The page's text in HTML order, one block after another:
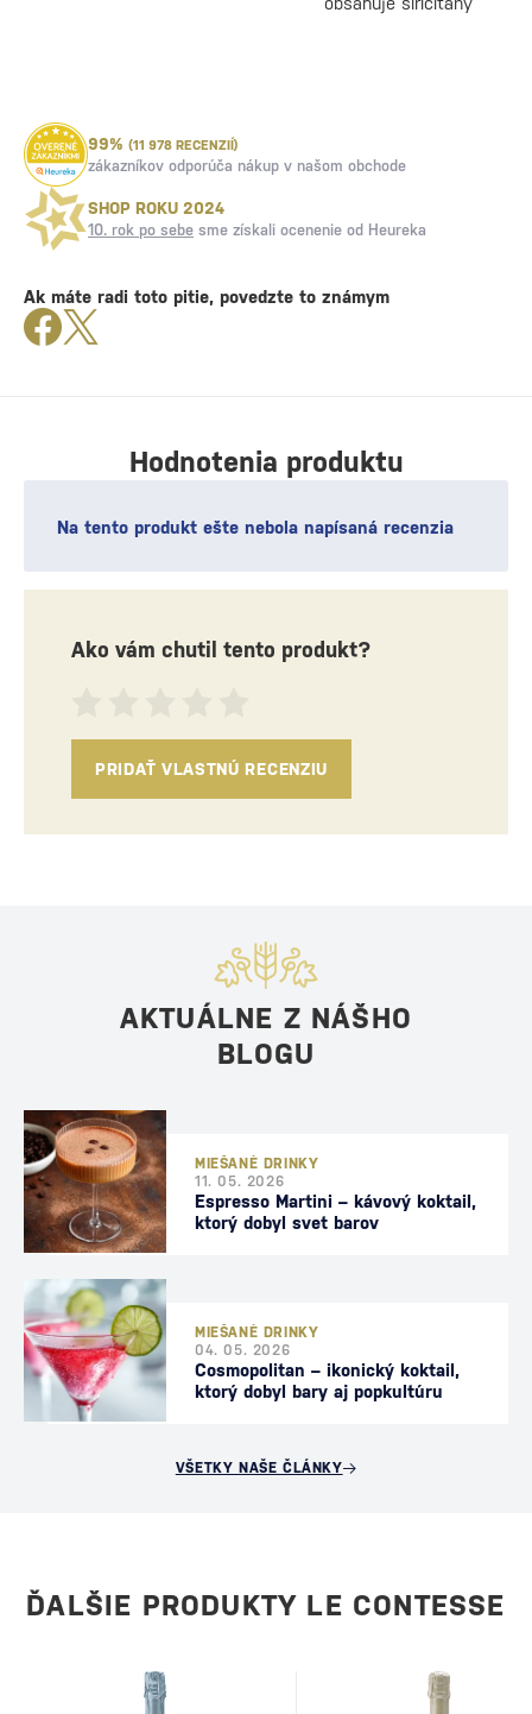
Hodnotenia produktu
Na tento produkt ešte nebola napísaná recenzia
Ako vám chutil tento produkt?
PRIDAŤ VLASTNÚ RECENZIU
99% (11 978 RECENZIÍ)
zákazníkov odporúča nákup v našom obchode
SHOP ROKU 2024
10. rok po sebe sme získali ocenenie od Heureka
Ak máte radi toto pitie, povedzte to známym
AKTUÁLNE Z NÁŠHO
BLOGU
MIEŠANÉ DRINKY
11. 05. 2026
Espresso Martini – kávový koktail,
ktorý dobyl svet barov
MIEŠANÉ DRINKY
04. 05. 2026
Cosmopolitan – ikonický koktail,
ktorý dobyl bary aj popkultúru
VŠETKY NAŠE ČLÁNKY
ĎALŠIE PRODUKTY LE CONTESSE